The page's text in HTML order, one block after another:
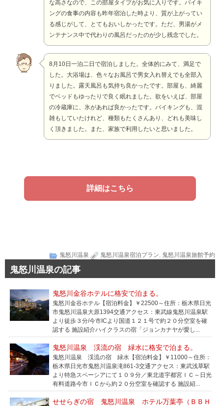
な高さなので、この部屋タイプがお気に入りです。バイキ
ングの食事の内容も昨年宿泊した時より、質が上がってい
る感じがして、とてもおいしかったです。ただ、男湯がメ
ンテナンス中で代わりの風呂だったのが少し残念でした。
8月10日一泊二日で宿泊しました。全体的にみて、満足で
した。大浴場は、色々なお風呂で男女入れ替えでも全部入
りました。露天風呂も気持ち良かったです。部屋も、綺麗
でベッドもゆったりで良く眠れました。欲をいえば、部屋
の冷蔵庫に、氷があれば良かったです。バイキングも、混
雑もしていたけれど、種類もたくさんあり、どれも美味し
く頂きました。また、家族で利用したいと思いました。
詳細はこちら
鬼怒川温泉 鬼怒川温泉宿泊プラン 鬼怒川温泉旅館予約
鬼怒川温泉の記事
鬼怒川金谷ホテルに格安で泊まる。
鬼怒川金谷ホテル【宿泊料金】￥22500～住所：栃木県日光
市鬼怒川温泉大原1394交通アクセス：東武線鬼怒川温泉駅
より徒歩３分/今市ICより国道１２１号で約２０分空室を確
認する 施設紹介ハイクラスの宿「ジョンカナヤが愛し...
鬼怒川温泉 渓流の宿 緑水に格安で泊まる。
鬼怒川温泉 渓流の宿 緑水【宿泊料金】￥11000～住所：
栃木県日光市鬼怒川温泉滝861-3交通アクセス：東武浅草駅
より特急スペーシアにて１０９分／東北道宇都宮ＩＣ～日光
有料道路今市ＩＣから約２０分空室を確認する 施設紹...
せせらぎの宿 鬼怒川温泉 ホテル万葉亭（ＢＢＨ